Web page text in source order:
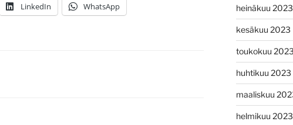
LinkedIn WhatsApp heinäkuu 2023
kesäkuu 2023
toukokuu 2023
huhtikuu 2023
maaliskuu
helmikuu 2023